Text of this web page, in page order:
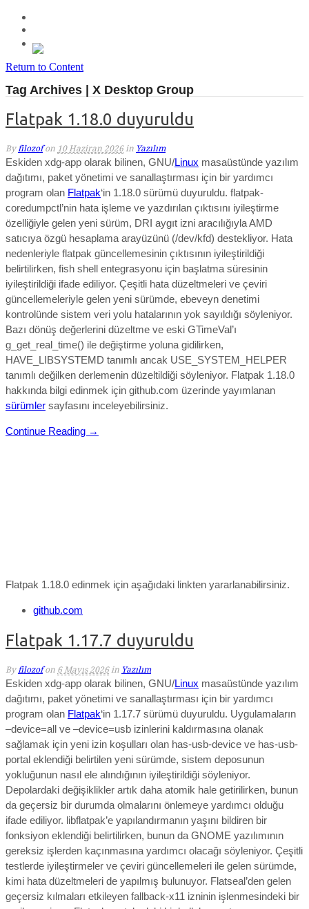
Return to Content
Tag Archives | X Desktop Group
Flatpak 1.18.0 duyuruldu
By filozof on 10 Haziran 2026 in Yazılım
Eskiden xdg-app olarak bilinen, GNU/Linux masaüstünde yazılım
dağıtımı, paket yönetimi ve sanallaştırması için bir yardımcı
program olan Flatpak‘in 1.18.0 sürümü duyuruldu. flatpak-
coredumpctl’nin hata işleme ve yazdırılan çıktısını iyileştirme
özelliğiyle gelen yeni sürüm, DRI aygıt izni aracılığıyla AMD
satıcıya özgü hesaplama arayüzünü (/dev/kfd) destekliyor. Hata
nedenleriyle flatpak güncellemesinin çıktısının iyileştirildiği
belirtilirken, fish shell entegrasyonu için başlatma süresinin
iyileştirildiği ifade ediliyor. Çeşitli hata düzeltmeleri ve çeviri
güncellemeleriyle gelen yeni sürümde, ebeveyn denetimi
kontrolünde sistem veri yolu hatalarının yok sayıldığı söyleniyor.
Bazı dönüş değerlerini düzeltme ve eski GTimeVal’ı
g_get_real_time() ile değiştirme yoluna gidilirken,
HAVE_LIBSYSTEMD tanımlı ancak USE_SYSTEM_HELPER
tanımlı değilken derlemenin düzeltildiği söyleniyor. Flatpak 1.18.0
hakkında bilgi edinmek için github.com üzerinde yayımlanan
sürümler sayfasını inceleyebilirsiniz.
Continue Reading →
Flatpak 1.18.0 edinmek için aşağıdaki linkten yararlanabilirsiniz.
github.com
Flatpak 1.17.7 duyuruldu
By filozof on 6 Mayıs 2026 in Yazılım
Eskiden xdg-app olarak bilinen, GNU/Linux masaüstünde yazılım
dağıtımı, paket yönetimi ve sanallaştırması için bir yardımcı
program olan Flatpak‘in 1.17.7 sürümü duyuruldu. Uygulamaların
–device=all ve –device=usb izinlerini kaldırmasına olanak
sağlamak için yeni izin koşulları olan has-usb-device ve has-usb-
portal eklendiği belirtilen yeni sürümde, sistem deposunun
yokluğunun nasıl ele alındığının iyileştirildiği söyleniyor.
Depolardaki değişiklikler artık daha atomik hale getirilirken, bunun
da geçersiz bir durumda olmalarını önlemeye yardımcı olduğu
ifade ediliyor. libflatpak’e yapılandırmanın yaşını bildiren bir
fonksiyon eklendiği belirtilirken, bunun da GNOME yazılımının
gereksiz işlerden kaçınmasına yardımcı olacağı söyleniyor. Çeşitli
testlerde iyileştirmeler ve çeviri güncellemeleri ile gelen sürümde,
kimi hata düzeltmeleri de yapılmış bulunuyor. Flatseal’den gelen
geçersiz kılmaları etkileyen fallback-x11 izninin işlenmesindeki bir